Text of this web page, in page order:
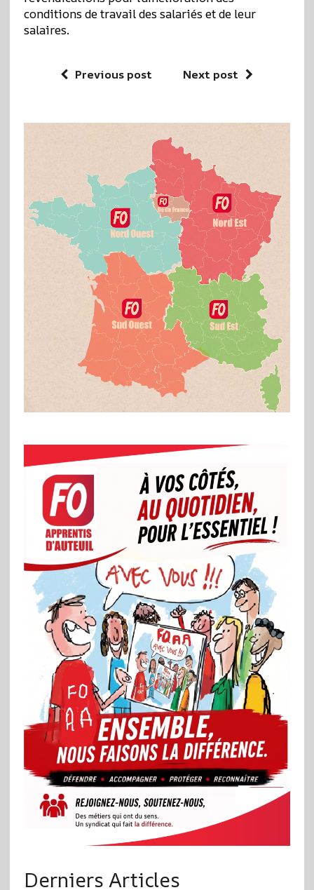
conditions de travail des salariés et de leur
salaires.
Previous post Next post
Derniers Articles